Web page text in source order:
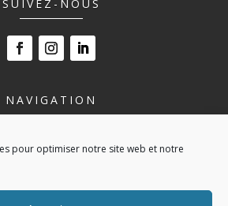
pour optimiser notre site web et notre
SUIVEZ-NOUS
NAVIGATION
FORMATIONS